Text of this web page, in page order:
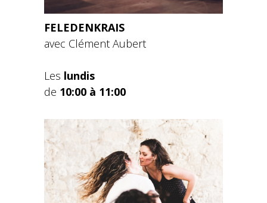
FELEDENKRAIS
avec Clément Aubert
Les lundis
de 10:00 à 11:00